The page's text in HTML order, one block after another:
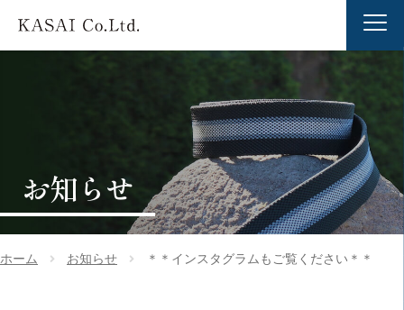
お知らせ
ホーム お知らせ ＊＊インスタグラムもご覧ください＊＊